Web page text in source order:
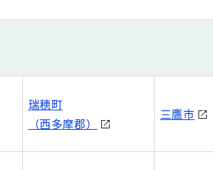
瑞穂町
（西多摩郡）
三鷹市